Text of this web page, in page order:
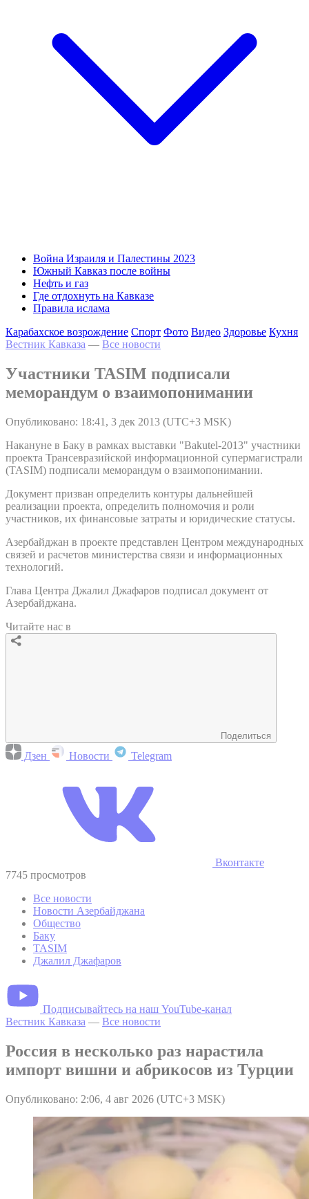
Война Израиля и Палестины 2023
Южный Кавказ после войны
Нефть и газ
Где отдохнуть на Кавказе
Правила ислама
Карабахское возрождение Спорт Фото Видео Здоровье Кухня
Вестник Кавказа — Все новости
Участники TASIM подписали
меморандум о взаимопонимании
Опубликовано: 18:41, 3 дек 2013 (UTC+3 MSK)
Накануне в Баку в рамках выставки "Bakutel-2013" участники
проекта Трансевразийской информационной супермагистрали
(TASIM) подписали меморандум о взаимопонимании.
Документ призван определить контуры дальнейшей
реализации проекта, определить полномочия и роли
участников, их финансовые затраты и юридические статусы.
Азербайджан в проекте представлен Центром международных
связей и расчетов министерства связи и информационных
технологий.
Глава Центра Джалил Джафаров подписал документ от
Азербайджана.
Читайте нас в
Поделиться
Дзен Новости Telegram
Вконтакте
7745 просмотров
Все новости
Новости Азербайджана
Общество
Баку
TASIM
Джалил Джафаров
Подписывайтесь на наш YouTube-канал
Вестник Кавказа — Все новости
Россия в несколько раз нарастила
импорт вишни и абрикосов из Турции
Опубликовано: 2:06, 4 авг 2026 (UTC+3 MSK)